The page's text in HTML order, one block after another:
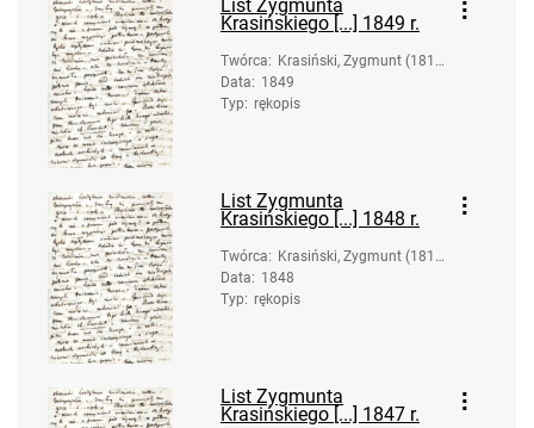
List Zygmunta
Krasińskiego [...] 1849 r.
Twórca: Krasiński, Zygmunt (1812
-1859)
Data: 1849
Typ: rękopis
List Zygmunta
Krasińskiego [...] 1848 r.
Twórca: Krasiński, Zygmunt (1812
-1859)
Data: 1848
Typ: rękopis
List Zygmunta
Krasińskiego [...] 1847 r.